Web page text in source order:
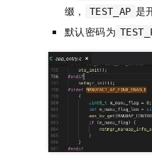
缀，
TEST_AP 是
默认密码为